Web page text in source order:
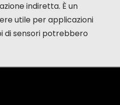
indiretta. È un
utile per applicazioni
di sensori potrebbero